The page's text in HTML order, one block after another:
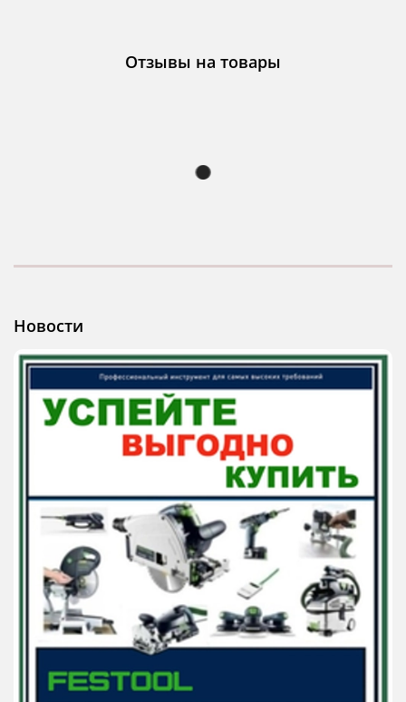
Отзывы на товары
Новости